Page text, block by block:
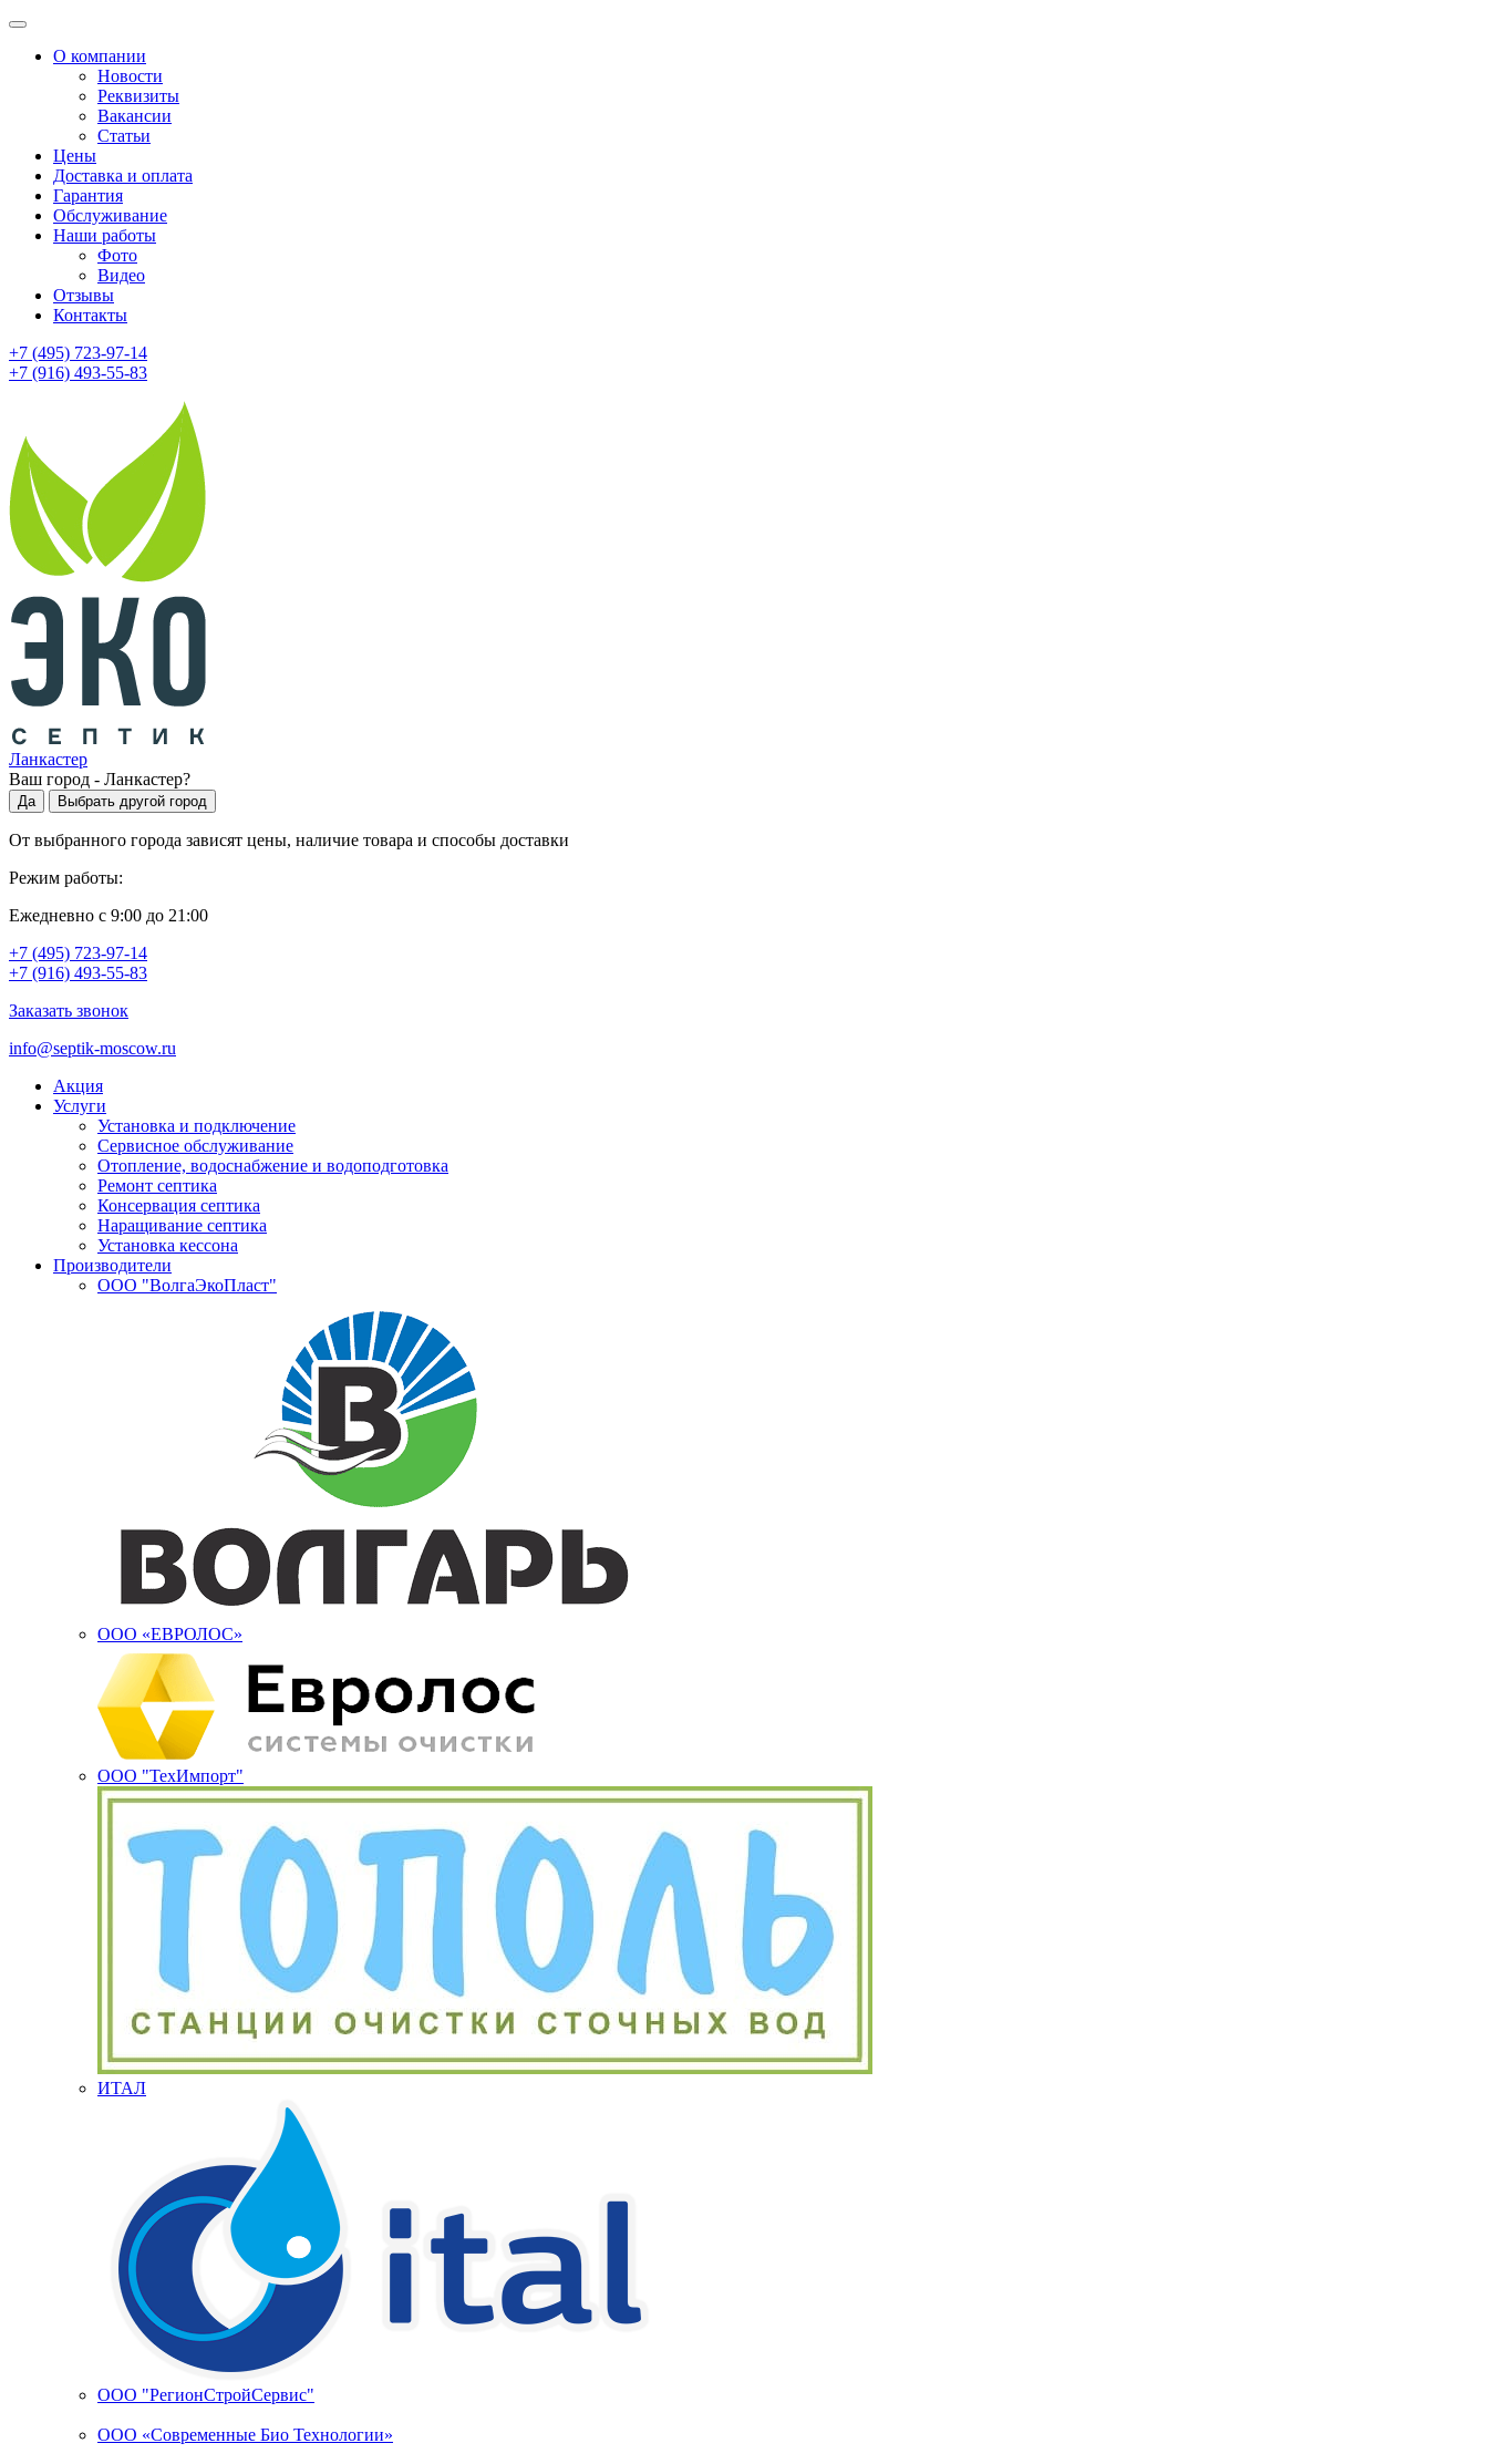
О компании
Новости
Реквизиты
Вакансии
Статьи
Цены
Доставка и оплата
Гарантия
Обслуживание
Наши работы
Фото
Видео
Отзывы
Контакты
+7 (495) 723-97-14
+7 (916) 493-55-83
Ланкастер
Ваш город - Ланкастер?
Да Выбрать другой город
От выбранного города зависят цены, наличие товара и способы доставки
Режим работы:
Ежедневно с 9:00 до 21:00
+7 (495) 723-97-14
+7 (916) 493-55-83
Заказать звонок
info@septik-moscow.ru
Акция
Услуги
Установка и подключение
Cервисное обслуживание
Отопление, водоснабжение и водоподготовка
Ремонт септика
Консервация септика
Наращивание септика
Установка кессона
Производители
ООО "ВолгаЭкоПласт"
ООО «ЕВРОЛОС»
ООО "ТехИмпорт"
ИТАЛ
ООО "РегионСтройСервис"
ООО «Современные Био Технологии»